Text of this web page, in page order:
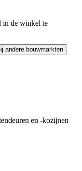
in de winkel te
andere bouwmarkten
en -kozijnen